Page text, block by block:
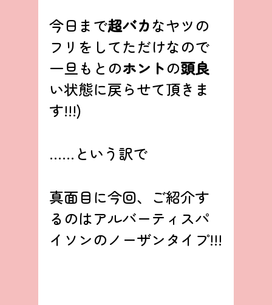
今日まで超バカなヤツの
フリをしてただけなので
一旦もとのホントの頭良
い状態に戻らせて頂きま
す!!!)
……という訳で
真面目に今回、ご紹介す
るのはアルバーティスパ
イソンのノーザンタイプ!!!